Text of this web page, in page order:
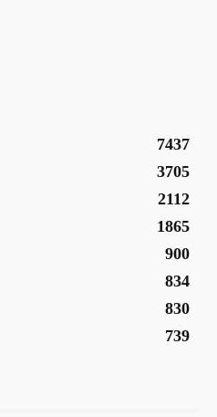
7437
3705
2112
1865
900
834
830
739